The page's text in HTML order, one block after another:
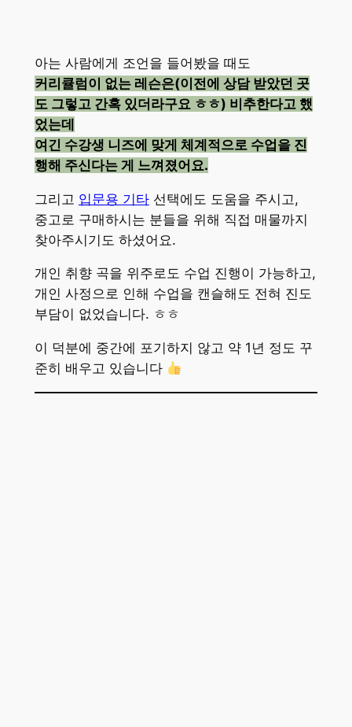
아는 사람에게 조언을 들어봤을 때도
커리큘럼이 없는 레슨은(이전에 상담 받았던 곳
도 그렇고 간혹 있더라구요 ㅎㅎ) 비추한다고 했
었는데
여긴 수강생 니즈에 맞게 체계적으로 수업을 진
행해 주신다는 게 느껴졌어요.
그리고 입문용 기타선택에도 도움을 주시고,
중고로 구매하시는 분들을 위해 직접 매물까지
찾아주시기도 하셨어요.
개인 취향 곡을 위주로도 수업 진행이 가능하고,
개인 사정으로 인해 수업을 캔슬해도 전혀 진도
부담이 없었습니다. ㅎㅎ
이 덕분에 중간에 포기하지 않고 약 1년 정도 꾸
준히 배우고 있습니다